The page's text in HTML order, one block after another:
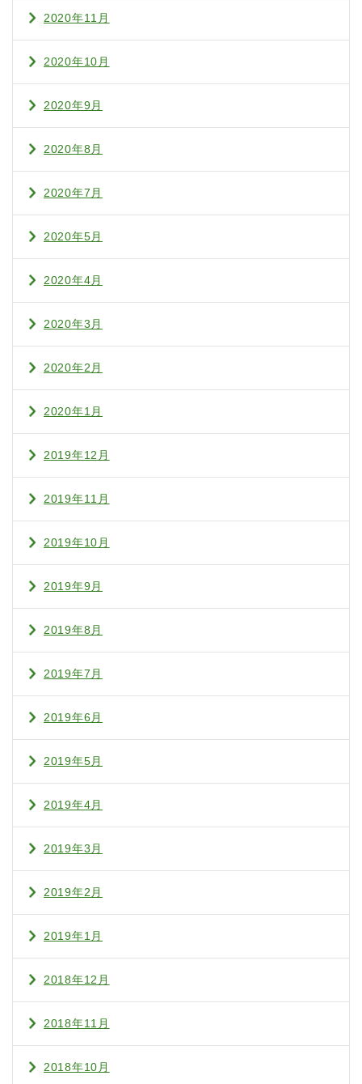
2020年11月
2020年10月
2020年9月
2020年8月
2020年7月
2020年5月
2020年4月
2020年3月
2020年2月
2020年1月
2019年12月
2019年11月
2019年10月
2019年9月
2019年8月
2019年7月
2019年6月
2019年5月
2019年4月
2019年3月
2019年2月
2019年1月
2018年12月
2018年11月
2018年10月